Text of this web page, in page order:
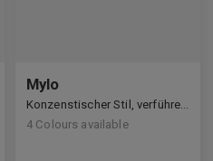
Mylo
4 Colours available